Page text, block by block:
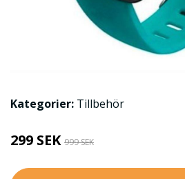
Kategorier: Tillbehör
299 SEK 999 SEK